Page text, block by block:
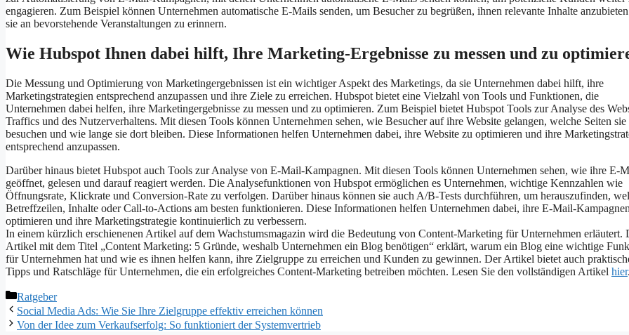
engagieren. Zum Beispiel können Unternehmen automatische E-Mails senden, um Besucher zu begrüßen, ihnen relevante Inhalte
sie an bevorstehende Veranstaltungen zu erinnern.
Wie Hubspot Ihnen dabei hilft, Ihre Marketing-Ergebnisse zu messen und zu
Die Messung und Optimierung von Marketingergebnissen ist ein wichtiger Aspekt des Marketings, da sie Unternehmen dabei hilft, ihre
Marketingstrategien entsprechend anzupassen und ihre Ziele zu erreichen. Hubspot bietet eine Vielzahl von Tools und Funktionen, die
Unternehmen dabei helfen, ihre Marketingergebnisse zu messen und zu optimieren. Zum Beispiel bietet Hubspot Tools zur Analyse des
Traffics und des Nutzerverhaltens. Mit diesen Tools können Unternehmen sehen, wie Besucher auf ihre Website gelangen, welche Seiten sie
besuchen und wie lange sie dort bleiben. Diese Informationen helfen Unternehmen dabei, ihre Website zu optimieren und ihre
entsprechend anzupassen.
Darüber hinaus bietet Hubspot auch Tools zur Analyse von E-Mail-Kampagnen. Mit diesen Tools können Unternehmen sehen, wie ihre E-
geöffnet, gelesen und darauf reagiert werden. Die Analysefunktionen von Hubspot ermöglichen es Unternehmen, wichtige Kennzahlen wie
Öffnungsrate, Klickrate und Conversion-Rate zu verfolgen. Darüber hinaus können sie auch A/B-Tests durchführen, um herauszufinden,
Betreffzeilen, Inhalte oder Call-to-Actions am besten funktionieren. Diese Informationen helfen Unternehmen dabei, ihre E-Mail-
optimieren und ihre Marketingstrategie kontinuierlich zu verbessern.
In einem kürzlich erschienenen Artikel auf dem Wachstumsmagazin wird die Bedeutung von Content-Marketing für Unternehmen erläutert.
Artikel mit dem Titel „Content Marketing: 5 Gründe, weshalb Unternehmen ein Blog benötigen“ erklärt, warum ein Blog eine wichtige
für Unternehmen hat und wie es ihnen helfen kann, ihre Zielgruppe zu erreichen und Kunden zu gewinnen. Der Artikel bietet auch
Tipps und Ratschläge für Unternehmen, die ein erfolgreiches Content-Marketing betreiben möchten. Lesen Sie den vollständigen Artikel hier.
Kategorien
Ratgeber
Social Media Ads: Wie Sie Ihre Zielgruppe effektiv erreichen können
Von der Idee zum Verkaufserfolg: So funktioniert der Systemvertrieb